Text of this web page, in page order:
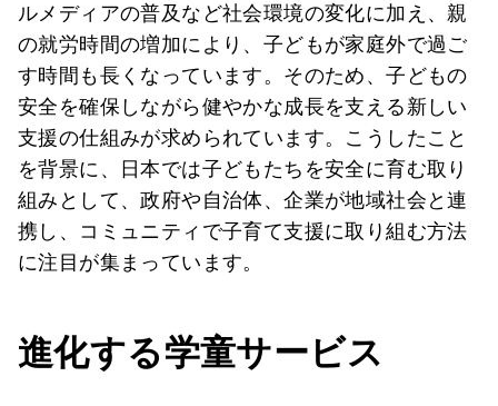
ルメディアの普及など社会環境の変化に加え、親
の就労時間の増加により、子どもが家庭外で過ご
す時間も長くなっています。そのため、子どもの
安全を確保しながら健やかな成長を支える新しい
支援の仕組みが求められています。こうしたこと
を背景に、日本では子どもたちを安全に育む取り
組みとして、政府や自治体、企業が地域社会と連
携し、コミュニティで子育て支援に取り組む方法
に注目が集まっています。
進化する学童サービス